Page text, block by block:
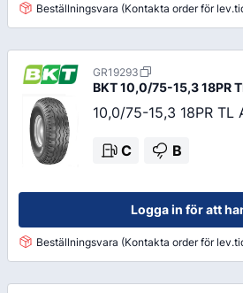
Beställningsvara (Kontakta order för
GR19293
BKT10,0/75-15,3 18PR
10,0/75-15,3 18PR TL
C B
Logga in för att
Beställningsvara (Kontakta order för